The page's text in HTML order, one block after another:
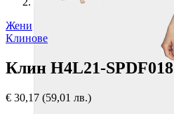
Жени
Клинове
Клин H4L21-SPDF018
€ 30,17 (59,01 лв.)